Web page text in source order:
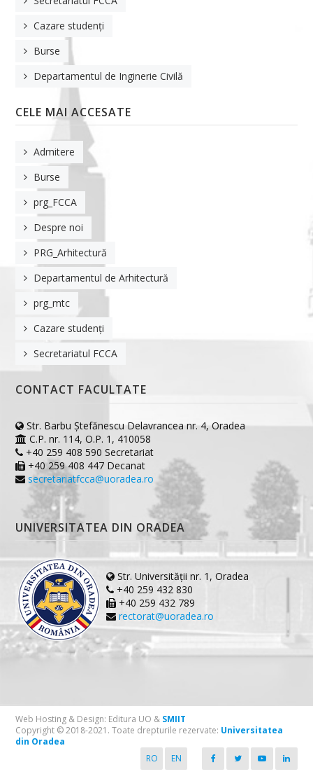
Cazare studenți
Burse
Departamentul de Inginerie Civilă
CELE MAI ACCESATE
Admitere
Burse
prg_FCCA
Despre noi
PRG_Arhitectură
Departamentul de Arhitectură
prg_mtc
Cazare studenți
Secretariatul FCCA
CONTACT FACULTATE
Str. Barbu Ştefănescu Delavrancea nr. 4, Oradea
C.P. nr. 114, O.P. 1, 410058
+40 259 408 590 Secretariat
+40 259 408 447 Decanat
secretariatfcca@uoradea.ro
UNIVERSITATEA DIN ORADEA
Str. Universității nr. 1, Oradea
+40 259 432 830
+40 259 432 789
rectorat@uoradea.ro
Web Hosting & Design: Editura UO & SMIIT
Copyright © 2018-2021. Toate drepturile rezervate: Universitatea
din Oradea
RO
EN